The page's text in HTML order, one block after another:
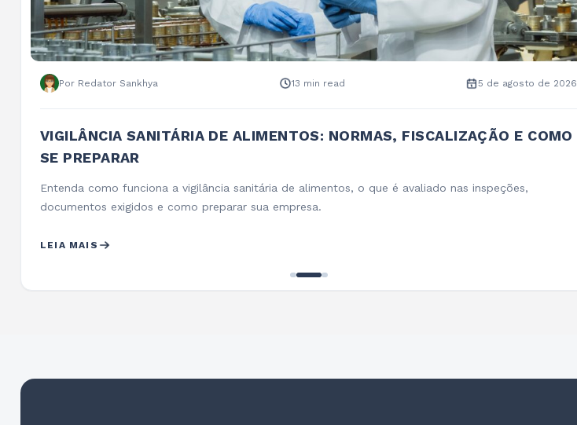
Por Redator Sankhya 13 min read 5 de agosto de 2026
VIGILÂNCIA SANITÁRIA DE ALIMENTOS: NORMAS, FISCALIZAÇÃO E COMO
SE PREPARAR
Entenda como funciona a vigilância sanitária de alimentos, o que é avaliado nas inspeções,
documentos exigidos e como preparar sua empresa.
LEIA MAIS